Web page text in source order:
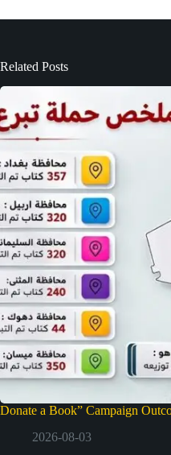
Related Posts
Donate a Book” Campaign
2026-08-03